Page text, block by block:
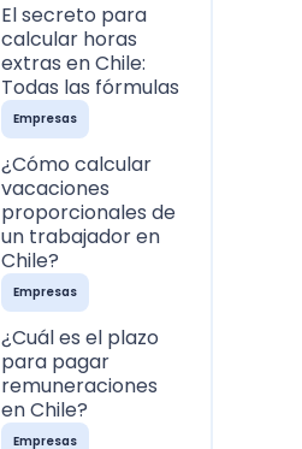
El secreto para
calcular horas
extras en Chile:
Todas las fórmulas
Empresas
¿Cómo calcular
vacaciones
proporcionales de
un trabajador en
Chile?
Empresas
¿Cuál es el plazo
para pagar
remuneraciones
en Chile?
Empresas